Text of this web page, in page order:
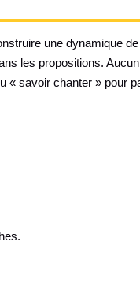
une dynamique
les propositions.
« savoir chanter » pour